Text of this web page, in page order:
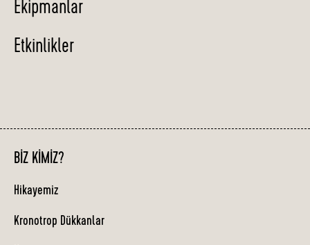
Ekipmanlar
Etkinlikler
BIZ KIMIZ?
Hikayemiz
Kronotrop Dükkanlar